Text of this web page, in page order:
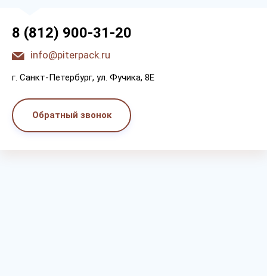
8 (812) 900-31-20
info@piterpack.ru
г. Санкт-Петербург, ул. Фучика, 8E
Обратный звонок